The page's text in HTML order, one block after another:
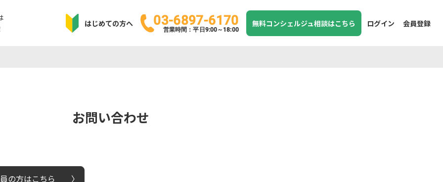
はじめての方へ 03-6897-6170
営業時間：平日9:00～18:00
無料コンシェルジュ相談はこちら ログイン 会員登録
お問い合わせ
の方はこちら